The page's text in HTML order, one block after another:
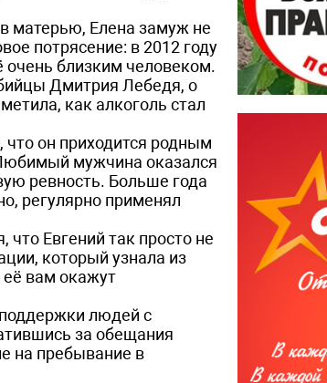
матерью, Елена замуж не
потрясение: в 2012 году
очень близким человеком.
Дмитрия Лебедя, о
как алкоголь стал
он приходится родным
мужчина оказался
ревность. Больше года
регулярно применял
Евгений так просто не
который узнала из
вам окажут
людей с
за обещания
на пребывание в